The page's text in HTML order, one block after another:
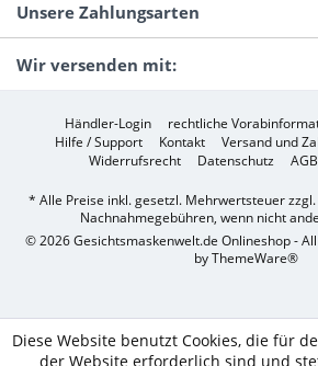
Unsere Zahlungsarten
Wir versenden mit:
Händler-Login rechtliche
Hilfe / Support
Kontakt
Versand und
Widerrufsrecht
Datenschutz AGB
* Alle Preise inkl. gesetzl. Mehrwertsteuer zzgl.
Nachnahmegebühren, wenn nicht
© 2026 Gesichtsmaskenwelt.de Onlineshop -
byThemeWare®
Diese Website benutzt Cookies, die für
der Website erforderlich sind und